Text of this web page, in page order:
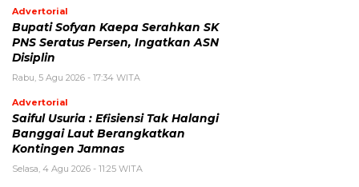
Advertorial
Bupati Sofyan Kaepa Serahkan SK
PNS Seratus Persen, Ingatkan ASN
Disiplin
Rabu, 5 Agu 2026 - 17:34 WITA
Advertorial
Saiful Usuria : Efisiensi Tak Halangi
Banggai Laut Berangkatkan
Kontingen Jamnas
Selasa, 4 Agu 2026 - 11:25 WITA